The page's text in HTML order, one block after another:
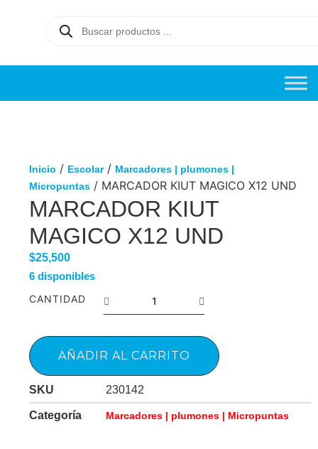
Inicio / Escolar/ Marcadores | plumones |
Micropuntas / MARCADOR KIUT MAGICO X12 UND
MARCADOR KIUT
MAGICO X12 UND
$25,500
6 disponibles
CANTIDAD
AÑADIR AL CARRITO
SKU 230142
Categoría Marcadores | plumones | Micropuntas